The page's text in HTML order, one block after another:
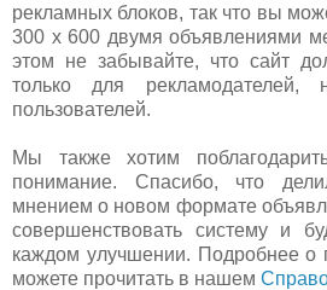
рекламных блоков, так что вы
300 x 600 двумя объявлениями
этом не забывайте, что сайт
только для
пользователей.
Мы также хотим
понимание. Спасибо, что
мнением о новом формате
совершенствовать систему и
каждом улучшении. Подробнее о
можете прочитать в нашем